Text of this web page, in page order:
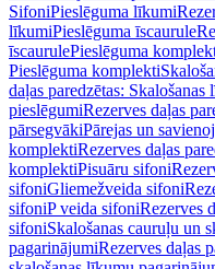
SifoniPieslēguma līkumi
līkumiPieslēguma īscaurule
īscaurulePieslēguma
Pieslēguma komplekti
daļas paredzētas:
pieslēgumiRezerves daļas
pārsegvākiPārejas un
komplektiRezerves daļas
komplektiPisuāru sifoni
sifoniGliemežveida sifoni
sifoniP veida sifoniRezerves
sifoniSkalošanas cauruļu un
pagarinājumiRezerves daļas